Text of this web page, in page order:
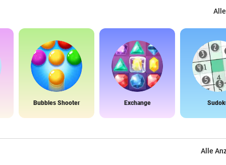
Bubbles Shooter Exchange
Alle